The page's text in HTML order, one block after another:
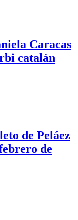
Caracas
catalán
de Peláez
de